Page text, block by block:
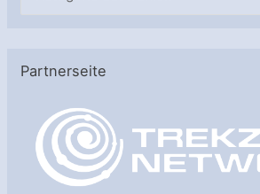
g
Partnerseite